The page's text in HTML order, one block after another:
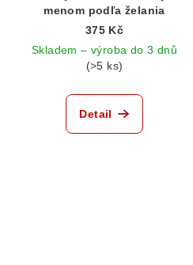
menom podľa želania
375 Kč
Skladem – výroba do 3 dnů
(>5 ks)
Detail